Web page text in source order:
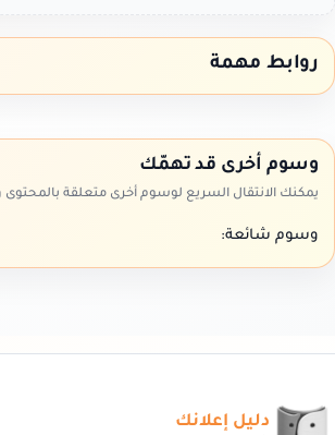
روابط مهمة
وسوم أخرى قد تهمّك
يمكنك الانتقال السريع لوسوم أخرى متعلقة بالمحتوى
وسوم شائعة:
دليل إعلانك